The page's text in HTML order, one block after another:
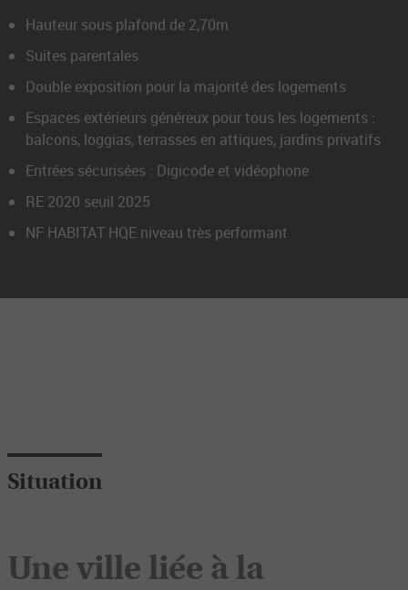
Hauteur sous plafond de 2,70m
Suites parentales
Double exposition pour la majorité des logements
Espaces extérieurs généreux pour tous les logements :
balcons, loggias, terrasses en attiques, jardins privatifs
Entrées sécurisées : Digicode et vidéophone
RE 2020 seuil 2025
NF HABITAT HQE niveau très performant
Situation
Une ville liée à la